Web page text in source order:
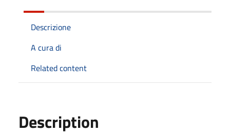
Descrizione
A cura di
Related content
Description